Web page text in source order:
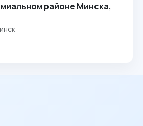
районе Минска,